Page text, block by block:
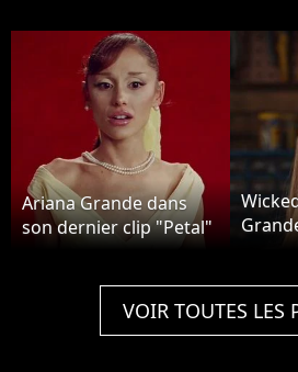
Ariana Grande dans
son dernier clip "Petal"
Meet
VOIR TOUTES LES